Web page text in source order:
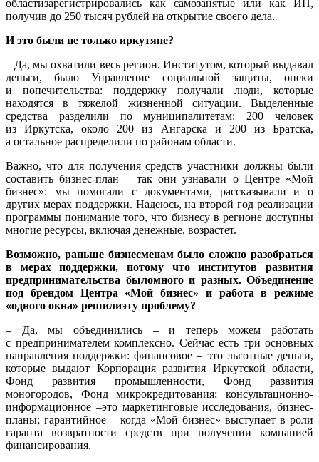
областизарегистрировались как самозанятые или как ИП,
получив до 250 тысяч рублей на открытие своего дела.
И это были не только иркутяне?
– Да, мы охватили весь регион. Институтом, который выдавал
деньги, было Управление социальной защиты, опеки
и попечительства: поддержку получали люди, которые
находятся в тяжелой жизненной ситуации. Выделенные
средства разделили по муниципалитетам: 200 человек
из Иркутска, около 200 из Ангарска и 200 из Братска,
а остальное распределили по районам области.
Важно, что для получения средств участники должны были
составить бизнес-план – так они узнавали о Центре «Мой
бизнес»: мы помогали с документами, рассказывали и о
других мерах поддержки. Надеюсь, на второй год реализации
программы понимание того, что бизнесу в регионе доступны
многие ресурсы, включая денежные, возрастет.
Возможно, раньше бизнесменам было сложно разобраться
в мерах поддержки, потому что институтов развития
предпринимательства быломного и разных. Объединение
под брендом Центра «Мой бизнес» и работа в режиме
«одного окна» решилиэту проблему?
– Да, мы объединились – и теперь можем работать
с предпринимателем комплексно. Сейчас есть три основных
направления поддержки: финансовое – это льготные деньги,
которые выдают Корпорация развития Иркутской области,
Фонд развития промышленности, Фонд развития
моногородов, Фонд микрокредитования; консультационно-
информационное –это маркетинговые исследования, бизнес-
планы; гарантийное – когда «Мой бизнес» выступает в роли
гаранта возвратности средств при получении компанией
финансирования.